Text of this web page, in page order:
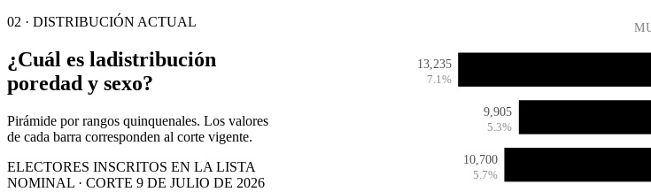
02 · DISTRIBUCIÓN ACTUAL
¿Cuál es ladistribución
poredad y sexo?
Pirámide por rangos quinquenales. Los valores
de cada barra corresponden al corte vigente.
ELECTORES INSCRITOS EN LA LISTA
NOMINAL · CORTE 9 DE JULIO DE 2026
13,235
7.1%
9,905
5.3%
10,700
5.7%